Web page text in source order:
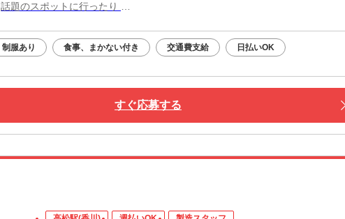
話題のスポットに行ったり
＼大阪で新生活はじめよう！／
★全国どこからでも応募OK！
お近くまでお迎えに行きますよ！
★すぐに住める【寮完備】
家具家電つき・ご飯も３食付いて快適♪
大阪の中心地までスグ！
制服あり 食事、まかない付き 交通費支給 日払いOK
すぐ応募する